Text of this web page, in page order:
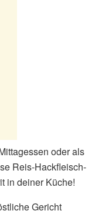
oder als
Reis-Hackfleisch-
in deiner Küche!
Gericht